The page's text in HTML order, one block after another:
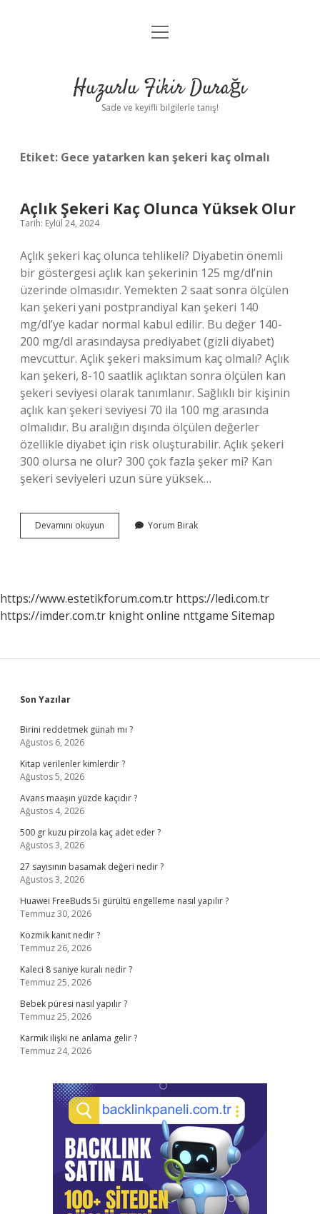
Anasayfa
Yasal Uyarı
menüyü
Huzurlu Fikir Durağı
Sade ve keyifli bilgilerle tanış!
Etiket: Gece yatarken kan şekeri kaç olmalı
Açlık Şekeri Kaç Olunca Yüksek Olur
Tarih: Eylül 24, 2024
Açlık şekeri kaç olunca tehlikeli? Diyabetin önemli
bir göstergesi açlık kan şekerinin 125 mg/dl’nin
üzerinde olmasıdır. Yemekten 2 saat sonra ölçülen
kan şekeri yani postprandiyal kan şekeri 140
mg/dl’ye kadar normal kabul edilir. Bu değer 140-
200 mg/dl arasındaysa prediyabet (gizli diyabet)
mevcuttur. Açlık şekeri maksimum kaç olmalı? Açlık
kan şekeri, 8-10 saatlik açlıktan sonra ölçülen kan
şekeri seviyesi olarak tanımlanır. Sağlıklı bir kişinin
açlık kan şekeri seviyesi 70 ila 100 mg arasında
olmalıdır. Bu aralığın dışında ölçülen değerler
özellikle diyabet için risk oluşturabilir. Açlık şekeri
300 olursa ne olur? 300 çok fazla şeker mi? Kan
şekeri seviyeleri uzun süre yüksek…
Devamını okuyun
Şekeri
Yorum Bırak
https://www.estetikforum.com.tr https://ledi.com.tr
https://imder.com.tr knight online nttgame Sitemap
Sidebar
Son Yazılar
Birini reddetmek günah mı ?
Ağustos 6, 2026
Kitap verilenler kimlerdir ?
Ağustos 5, 2026
Avans maaşın yüzde kaçıdır ?
Ağustos 4, 2026
500 gr kuzu pirzola kaç adet eder ?
Ağustos 3, 2026
27 sayısının basamak değeri nedir ?
Ağustos 3, 2026
Huawei FreeBuds 5i gürültü engelleme nasıl yapılır ?
Temmuz 30, 2026
Kozmik kanıt nedir ?
Temmuz 26, 2026
Kaleci 8 saniye kuralı nedir ?
Temmuz 25, 2026
Bebek püresi nasıl yapılır ?
Temmuz 25, 2026
Karmik ilişki ne anlama gelir ?
Temmuz 24, 2026